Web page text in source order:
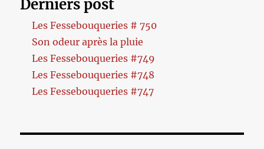
Derniers post
Les Fessebouqueries # 750
Son odeur après la pluie
Les Fessebouqueries #749
Les Fessebouqueries #748
Les Fessebouqueries #747